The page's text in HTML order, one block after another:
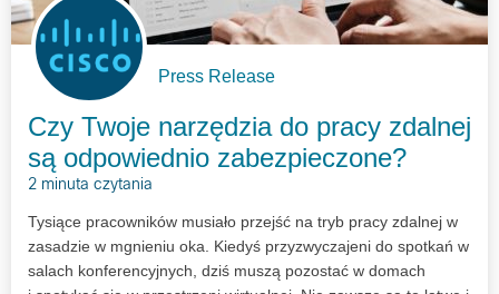
Press Release
Czy Twoje narzędzia do pracy zdalnej
są odpowiednio zabezpieczone?
2 minuta czytania
Tysiące pracowników musiało przejść na tryb pracy zdalnej w
zasadzie w mgnieniu oka. Kiedyś przyzwyczajeni do spotkań w
salach konferencyjnych, dziś muszą pozostać w domach